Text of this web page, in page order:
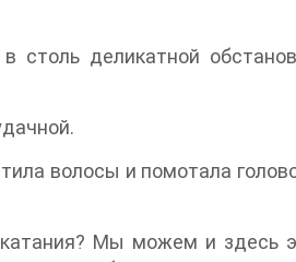
деликатной
волосы и помотала
Мы можем и здесь